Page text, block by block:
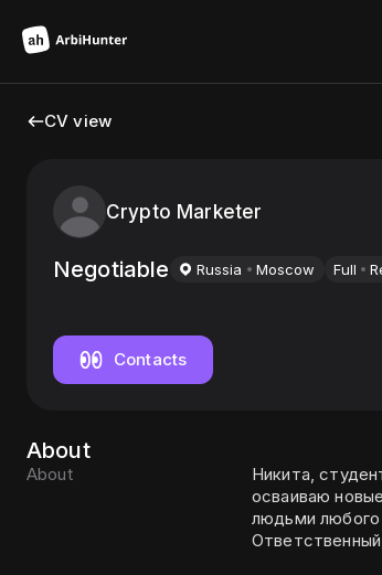
CV view
Crypto Marketer
Negotiable Russia Moscow Full
Contacts
About
About
Никита,
осваиваю
людьми любого